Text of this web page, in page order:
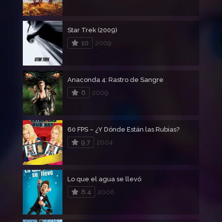
Star Trek (2009)
10
2009
Anaconda 4: Rastro de Sangre
6
2009
60 FPS – ¿Y Dónde Están las Rubias?
9.7
2004
Lo que el agua se llevó
8.4
2006